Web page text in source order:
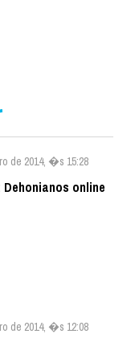
de 2014, �s 15:28
online
de 2014, �s 12:08